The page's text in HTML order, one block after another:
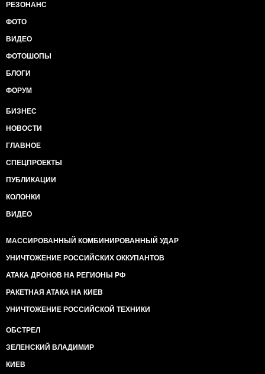
РЕЗОНАНС
ФОТО
ВИДЕО
ФОТОШОПЫ
БЛОГИ
ФОРУМ
БИЗНЕС
НОВОСТИ
ГЛАВНОЕ
СПЕЦПРОЕКТЫ
ПУБЛИКАЦИИ
КОЛОНКИ
ВИДЕО
МАССИРОВАННЫЙ КОМБИНИРОВАННЫЙ УДАР
УНИЧТОЖЕНИЕ РОССИЙСКИХ ОККУПАНТОВ
АТАКА ДРОНОВ НА РЕГИОНЫ РФ
РАКЕТНАЯ АТАКА НА КИЕВ
УНИЧТОЖЕНИЕ РОССИЙСКОЙ ТЕХНИКИ
ОБСТРЕЛ
ЗЕЛЕНСКИЙ ВЛАДИМИР
КИЕВ